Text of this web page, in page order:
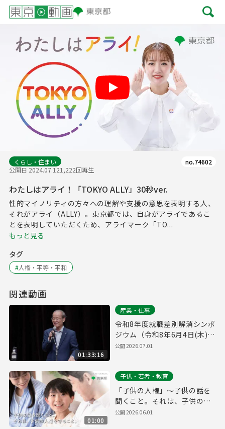
くらし・住まい
公開日 2024.07.121,222回再生
no.74602
わたしはアライ！「TOKYO ALLY」30秒ver.
性的マイノリティの方々への理解や支援の意思を表明する人、
それがアライ（ALLY）。東京都では、自身がアライであるこ
とを表明していただくため、アライマーク「TO...
もっと見る
タグ
#人権・平等・平和
関連動画
01:33:16
産業・仕事
令和8年度就職差別解消シンポ
ジウム（令和8年6月4日(木)開
催）
公開2026.07.01
01:00
子供・若者・教育
「子供の人権」～子供の話を
聞くこと。それは、子供の人
権を守ること。～
公開2026.06.01